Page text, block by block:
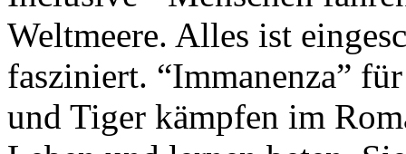
Weltmeere. Alles ist
fasziniert. “Immanenza”
und Tiger kämpfen im